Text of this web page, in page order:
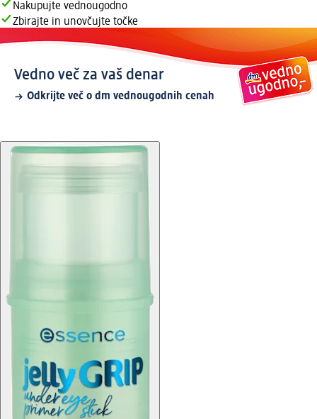
Nakupujte vednougodno
Zbirajte in unovčujte točke
Vedno več za vaš denar
Odkrijte več o dm vednougodnih cenah